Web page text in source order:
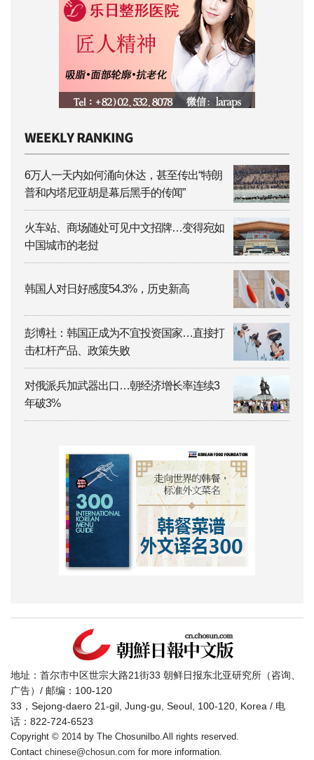
6万人一天内如何涌向休达，甚至传出“特朗
普和内塔尼亚胡是幕后黑手的传闻”
火车站、商场随处可见中文招牌…变得宛如
中国城市的老挝
韩国人对日好感度54.3%，历史新高
彭博社：韩国正成为不宜投资国家…直接打
击杠杆产品、政策失败
对俄派兵加武器出口…朝经济增长率连续3
年破3%
地址：首尔市中区世宗大路21街33 朝鲜日报东北亚研究所（咨询、
广告）/ 邮编：100-120
33，Sejong-daero 21-gil, Jung-gu, Seoul, 100-120, Korea / 电
话：822-724-6523
Copyright © 2014 by The Chosunilbo.All rights reserved.
Contact chinese@chosun.com for more information.